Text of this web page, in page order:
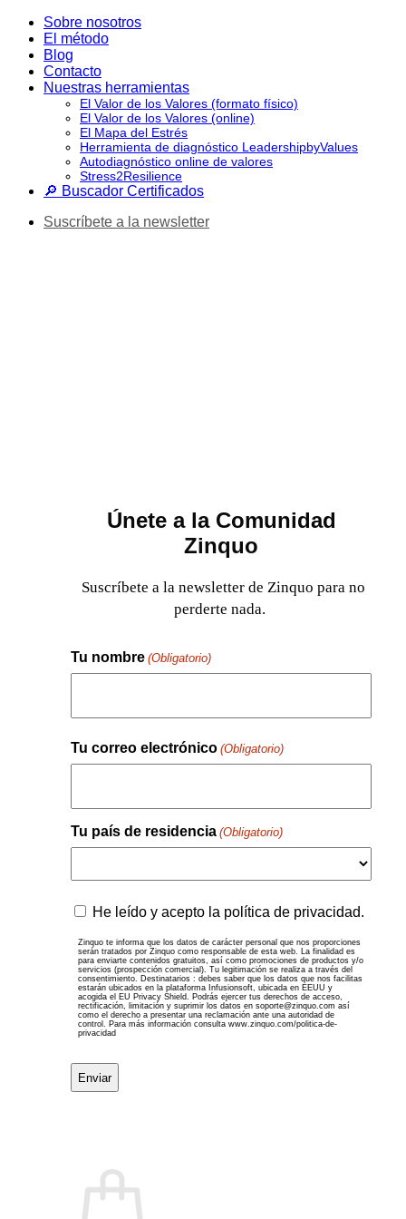
Saltar
contenido
Sobre nosotros
El método
Blog
Contacto
Nuestras herramientas
El Valor de los Valores (formato físico)
El Valor de los Valores (online)
El Mapa del Estrés
Herramienta de diagnóstico LeadershipbyValues
Autodiagnóstico online de valores
Stress2Resilience
🔎 Buscador Certificados
Suscríbete a la newsletter
Únete a la Comunidad
Zinquo
Suscríbete a la newsletter de Zinquo para no
perderte nada.
Tu nombre (Obligatorio)
Tu correo electrónico (Obligatorio)
Tu país de residencia (Obligatorio)
Zinquo
informa
que
los
datos
de
carácter
personal
nos
proporciones
como
responsable
de
He leído y acepto la política de privacidad.
Zinquo te informa que los datos de carácter personal que nos proporciones
serán tratados por Zinquo como responsable de esta web. La finalidad es
para enviarte contenidos gratuitos, así como promociones de productos y/o
servicios (prospección comercial). Tu legitimación se realiza a través del
consentimiento. Destinatarios : debes saber que los datos que nos facilitas
estarán ubicados en la plataforma Infusionsoft, ubicada en EEUU y
acogida el EU Privacy Shield. Podrás ejercer tus derechos de acceso,
rectificación, limitación y suprimir los datos en soporte@zinquo.com así
como el derecho a presentar una reclamación ante una autoridad de
control. Para más información consulta www.zinquo.com/politica-de-
privacidad